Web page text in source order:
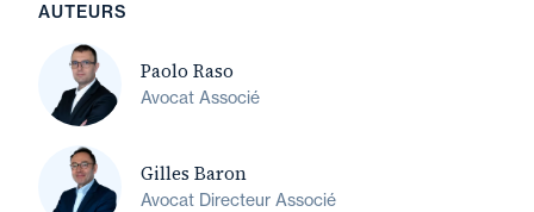
AUTEURS
Paolo Raso
Avocat Associé
Gilles Baron
Avocat Directeur Associé